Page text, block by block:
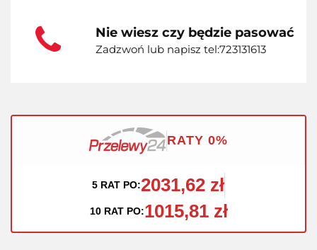
Nie wiesz czy będzie pasować
Zadzwoń lub napisz tel:723131613
RATY 0%
5 RAT PO:2031,62 zł
10 RAT PO:1015,81 zł